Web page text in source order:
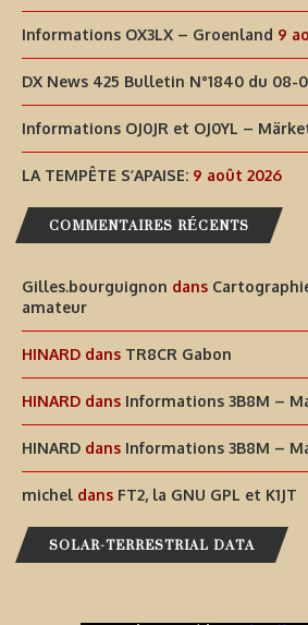
Informations OX3LX – Groenland 9
DX News 425 Bulletin N°1840 du 08-
Informations OJ0JR et OJ0YL –
LA TEMPÊTE S’APAISE: 9 août 2026
COMMENTAIRES RÉCENTS
Gilles.bourguignon dans
amateur
HINARD dans TR8CR Gabon
HINARD dans Informations 3B8M –
HINARD dans Informations 3B8M –
michel dans FT2, la GNU GPL et K1JT
SOLAR-TERRESTRIAL DATA